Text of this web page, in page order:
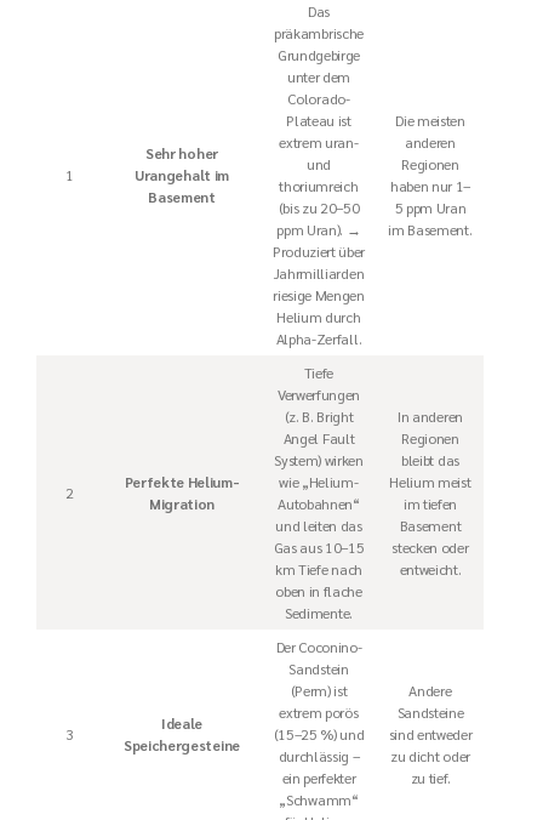
1
Sehr hoher
Urangehalt im
Basement
Das
präkambrische
Grundgebirge
unter dem
Colorado-
Plateau ist
extrem uran-
und
thoriumreich
(bis zu 20–50
ppm Uran). →
Produziert über
Jahrmilliarden
riesige Mengen
Helium durch
Alpha-Zerfall.
Die meisten
anderen
Regionen
haben nur 1–
5 ppm Uran
im Basement.
2
Perfekte Helium-
Migration
Tiefe
Verwerfungen
(z. B. Bright
Angel Fault
System) wirken
wie „Helium-
Autobahnen“
und leiten das
Gas aus 10–15
km Tiefe nach
oben in flache
Sedimente.
In anderen
Regionen
bleibt das
Helium meist
im tiefen
Basement
stecken oder
entweicht.
3
Ideale
Speichergesteine
Der Coconino-
Sandstein
(Perm) ist
extrem porös
(15–25 %) und
durchlässig –
ein perfekter
„Schwamm“
Andere
Sandsteine
sind entweder
zu dicht oder
zu tief.